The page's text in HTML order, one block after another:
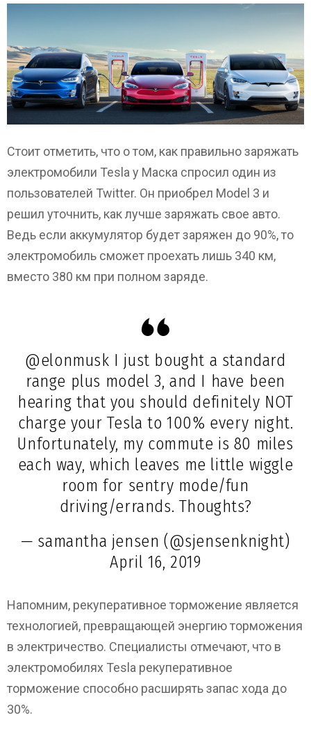
Стоит отметить, что о том, как правильно заряжать
электромобили Tesla у Маска спросил один из
пользователей Twitter. Он приобрел Model 3 и
решил уточнить, как лучше заряжать свое авто.
Ведь если аккумулятор будет заряжен до 90%, то
электромобиль сможет проехать лишь 340 км,
вместо 380 км при полном заряде.
@elonmusk I just bought a standard
range plus model 3, and I have been
hearing that you should definitely NOT
charge your Tesla to 100% every night.
Unfortunately, my commute is 80 miles
each way, which leaves me little wiggle
room for sentry mode/fun
driving/errands. Thoughts?
— samantha jensen (@sjensenknight)
April 16, 2019
Напомним, рекуперативное торможение является
технологией, превращающей энергию торможения
в электричество. Специалисты отмечают, что в
электромобилях Tesla рекуперативное
торможение способно расширять запас хода до
30%.